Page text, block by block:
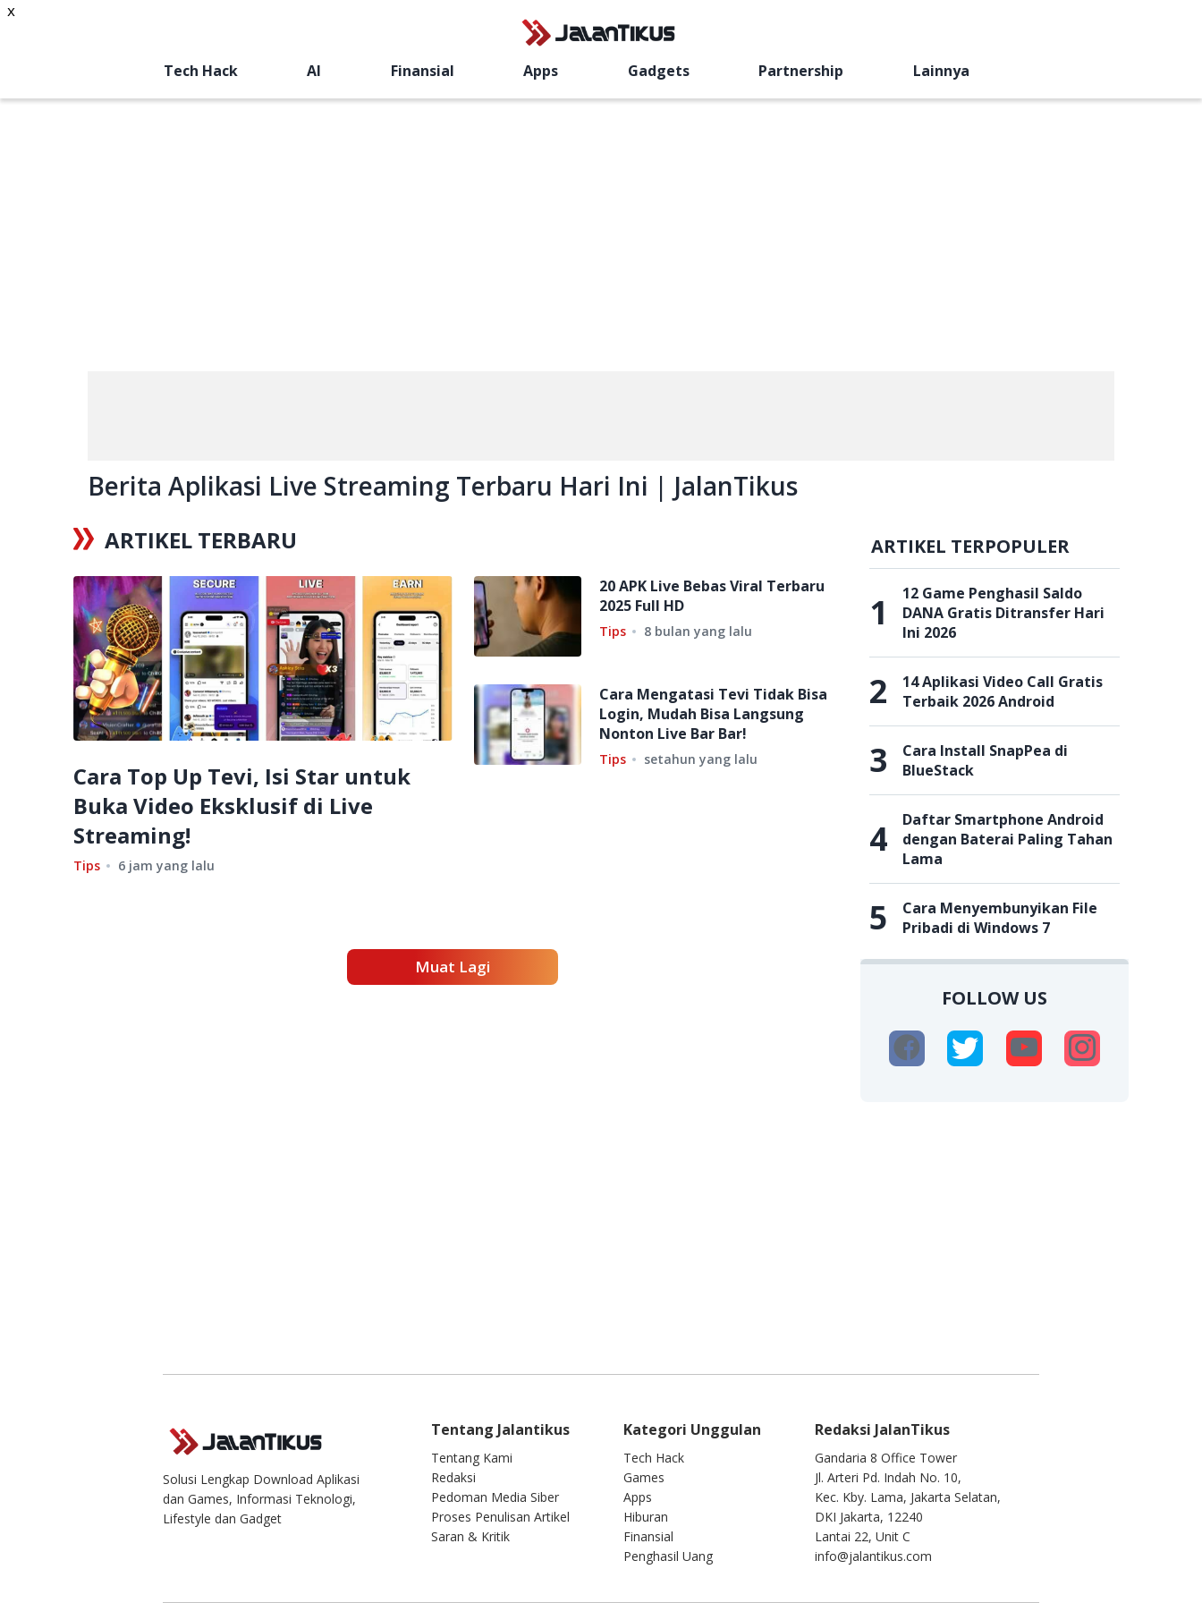
Tech Hack AI Finansial Apps Gadgets Partnership Lainnya
Berita Aplikasi Live Streaming Terbaru Hari Ini | JalanTikus
ARTIKEL TERBARU
Cara Top Up Tevi, Isi Star untuk
Buka Video Eksklusif di Live
Streaming!
Tips 6 jam yang lalu
20 APK Live Bebas Viral Terbaru
2025 Full HD
Tips 8 bulan yang lalu
Cara Mengatasi Tevi Tidak Bisa
Login, Mudah Bisa Langsung
Nonton Live Bar Bar!
Tips setahun yang lalu
Muat Lagi
ARTIKEL TERPOPULER
1
12 Game Penghasil Saldo
DANA Gratis Ditransfer Hari
Ini 2026
2
14 Aplikasi Video Call Gratis
Terbaik 2026 Android
3
Cara Install SnapPea di
BlueStack
4
Daftar Smartphone Android
dengan Baterai Paling Tahan
Lama
5
Cara Menyembunyikan File
Pribadi di Windows 7
FOLLOW US
x
Solusi Lengkap Download Aplikasi
dan Games, Informasi Teknologi,
Lifestyle dan Gadget
Redaksi JalanTikus
Gandaria 8 Office Tower
Jl. Arteri Pd. Indah No. 10,
Kec. Kby. Lama, Jakarta Selatan,
DKI Jakarta, 12240
Lantai 22, Unit C
info@jalantikus.com
Tentang Jalantikus
Tentang Kami
Redaksi
Pedoman Media Siber
Proses Penulisan Artikel
Saran & Kritik
Kategori Unggulan
Tech Hack
Games
Apps
Hiburan
Finansial
Penghasil Uang